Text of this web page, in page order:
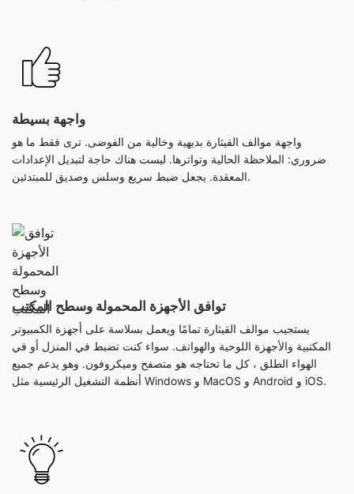
واجهة بسيطة
واجهة موالف القيثارة بديهية وخالية من الفوضى. ترى فقط ما هو
ضروري: الملاحظة الحالية وتواترها. ليست هناك حاجة لتبديل الإعدادات
المعقدة. يجعل ضبط سريع وسلس وصديق للمبتدئين.
توافق الأجهزة المحمولة وسطح المكتب
يستجيب موالف القيثارة تمامًا ويعمل بسلاسة على أجهزة الكمبيوتر
المكتبية والأجهزة اللوحية والهواتف. سواء كنت تضبط في المنزل أو في
الهواء الطلق ، كل ما تحتاجه هو متصفح وميكروفون. وهو يدعم جميع
أنظمة التشغيل الرئيسية مثل Windows و MacOS و Android و iOS.